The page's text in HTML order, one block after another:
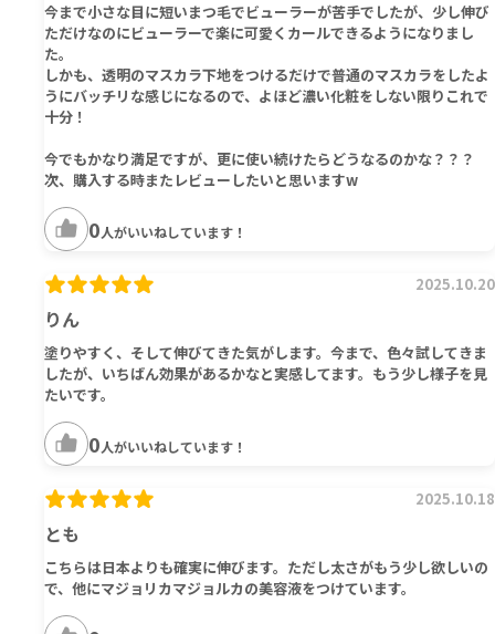
今まで小さな目に短いまつ毛でビューラーが苦手でしたが、少し伸び
ただけなのにビューラーで楽に可愛くカールできるようになりまし
た。
しかも、透明のマスカラ下地をつけるだけで普通のマスカラをしたよ
うにバッチリな感じになるので、よほど濃い化粧をしない限りこれで
十分！
今でもかなり満足ですが、更に使い続けたらどうなるのかな？？？
次、購入する時またレビューしたいと思いますw
0人がいいねしています！
りん
2025.10.20
塗りやすく、そして伸びてきた気がします。今まで、色々試してきま
したが、いちばん効果があるかなと実感してます。もう少し様子を見
たいです。
0人がいいねしています！
とも
2025.10.18
こちらは日本よりも確実に伸びます。ただし太さがもう少し欲しいの
で、他にマジョリカマジョルカの美容液をつけています。